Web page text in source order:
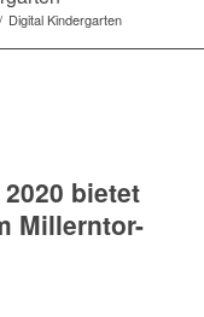
/ Digital Kindergarten
bietet
Millerntor-